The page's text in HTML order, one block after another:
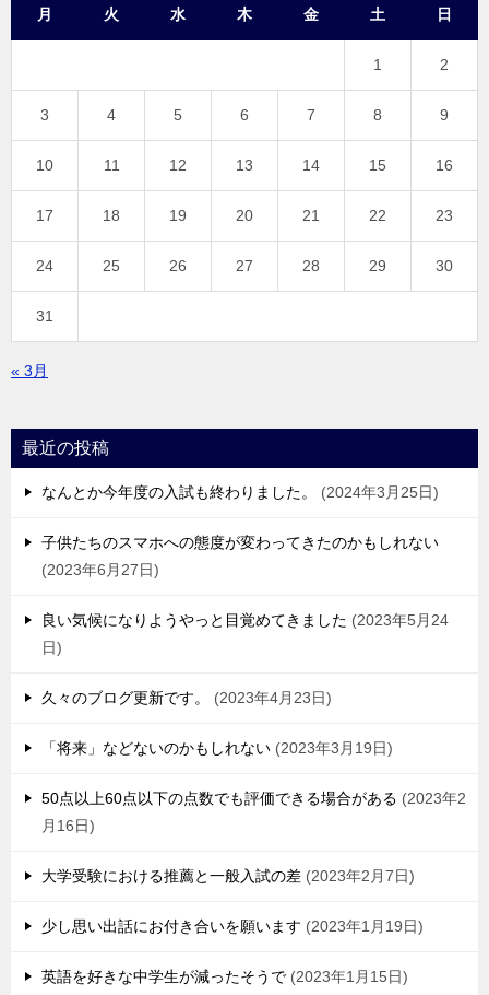
月 火 水 木 金 土 日
1 2
3 4 5 6 7 8 9
10 11 12 13 14 15 16
17 18 19 20 21 22 23
24 25 26 27 28 29 30
31
« 3月
最近の投稿
なんとか今年度の入試も終わりました。 2024年3月25日
子供たちのスマホへの態度が変わってきたのかもしれない
2023年6月27日
良い気候になりようやっと目覚めてきました
2023年5月24
日
久々のブログ更新です。 2023年4月23日
「将来」などないのかもしれない 2023年3月19日
50点以上60点以下の点数でも評価できる場合がある
2023年2
月16日
大学受験における推薦と一般入試の差 2023年2月7日
少し思い出話にお付き合いを願います 2023年1月19日
英語を好きな中学生が減ったそうで 2023年1月15日